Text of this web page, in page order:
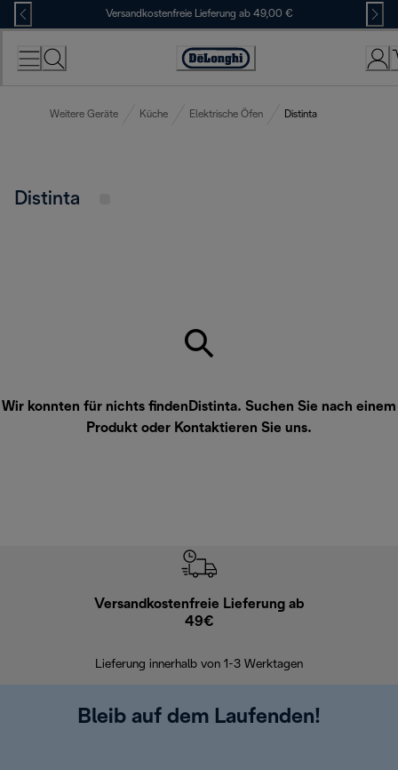
Skip
to
Content
Versandkostenfreie Lieferung ab 49,00 €
Erklärung
Zugänglichkeit
Weitere Geräte Küche Elektrische Öfen Distinta
Distinta
Wir konnten für nichts findenDistinta. Suchen Sie nach einem
Produkt oder Kontaktieren Sie uns.
Versandkostenfreie Lieferung ab
49€
Lieferung innerhalb von 1-3 Werktagen
Bleib auf dem Laufenden!